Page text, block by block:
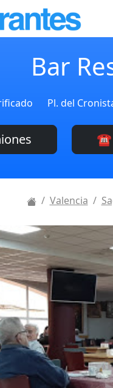
Bar
Pl. del
☎️
Valencia